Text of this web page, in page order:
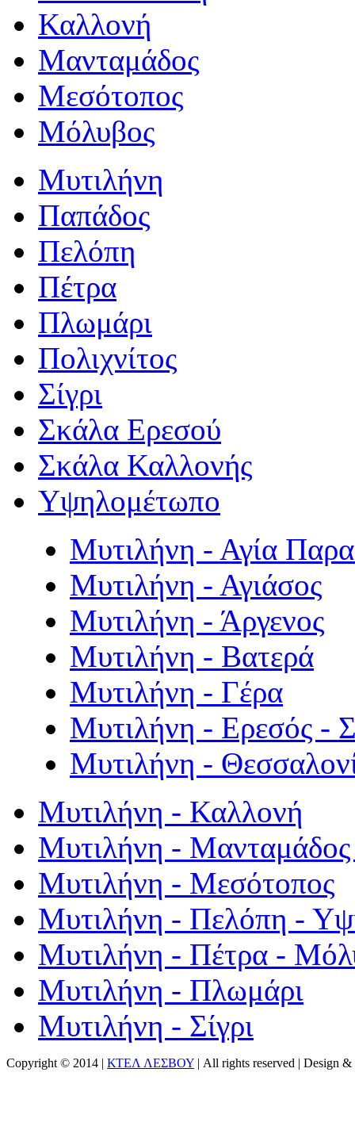
Καλλονή
Μανταμάδος
Μεσότοπος
Μόλυβος
Μυτιλήνη
Παπάδος
Πελόπη
Πέτρα
Πλωμάρι
Πολιχνίτος
Σίγρι
Σκάλα Ερεσού
Σκάλα Καλλονής
Υψηλομέτωπο
Μυτιλήνη - Αγία
Μυτιλήνη - Αγιάσος
Μυτιλήνη - Άργενος
Μυτιλήνη - Βατερά
Μυτιλήνη - Γέρα
Μυτιλήνη - Ερεσός -
Μυτιλήνη -
Μυτιλήνη - Καλλονή
Μυτιλήνη - Μανταμάδος
Μυτιλήνη - Μεσότοπος
Μυτιλήνη - Πελόπη -
Μυτιλήνη - Πέτρα -
Μυτιλήνη - Πλωμάρι
Μυτιλήνη - Σίγρι
Copyright © 2014 | ΚΤΕΛ ΛΕΣΒΟΥ | All rights reserved | Design &